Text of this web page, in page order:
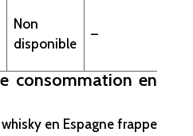
Non
disponible
–
consommation en
en Espagne frappe